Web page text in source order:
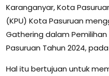
Karanganyar, Kota
(KPU) Kota Pasuruan
Gathering dalam
Pasuruan Tahun 2024,
Hal itu bertujuan untuk